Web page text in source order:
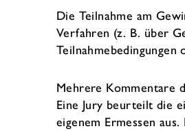
Die Teilnahme am
Verfahren (z. B. über
Mehrere Kommentare
Eine Jury beurteilt die
eigenem Ermessen